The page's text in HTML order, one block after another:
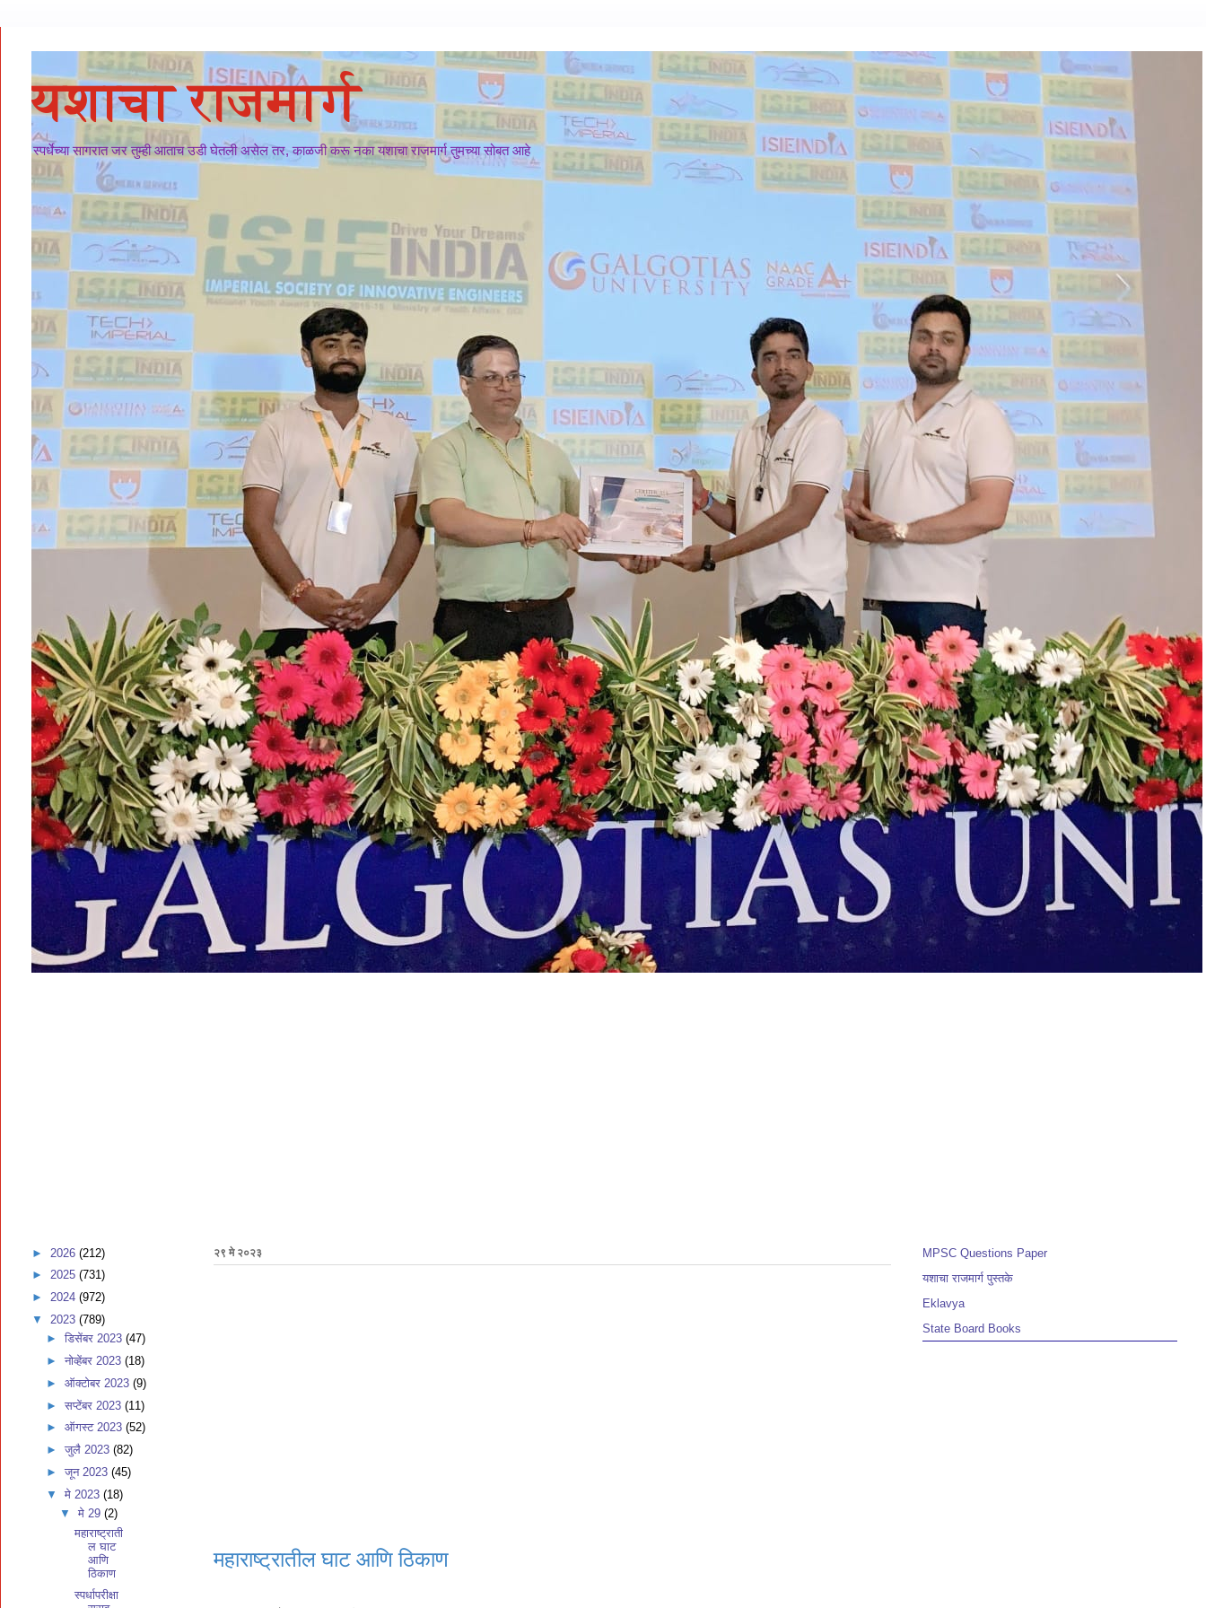
यशाचा राजमार्ग
स्पर्धेच्या सागरात जर तुम्ही आताच उडी घेतली असेल तर, काळजी करू नका यशाचा राजमार्ग तुमच्या सोबत आहे
२९ मे २०२३
महाराष्ट्रातील घाट आणि ठिकाण
► 2026 (212)
► 2025 (731)
► 2024 (972)
▼ 2023 (789)
► डिसेंबर 2023 (47)
► नोव्हेंबर 2023 (18)
► ऑक्टोबर 2023 (9)
► सप्टेंबर 2023 (11)
► ऑगस्ट 2023 (52)
► जुलै 2023 (82)
► जून 2023 (45)
▼ मे 2023 (18)
▼मे 29(2)
महाराष्ट्राती
ल घाट
आणि
ठिकाण
स्पर्धापरीक्षा
MPSC Questions Paper
यशाचा राजमार्ग पुस्तके
Eklavya
State Board Books